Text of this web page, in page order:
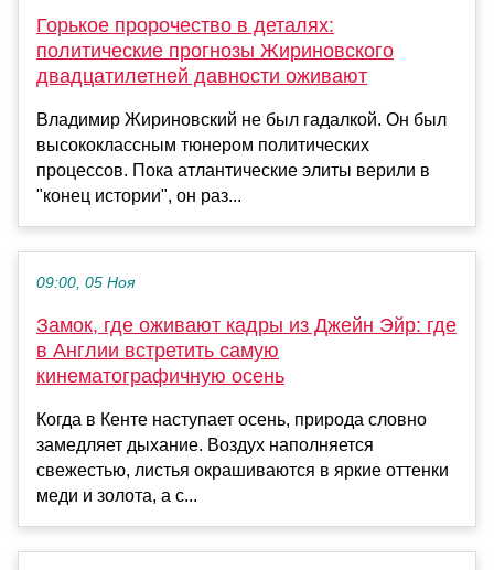
Горькое пророчество в деталях:
политические прогнозы Жириновского
двадцатилетней давности оживают
Владимир Жириновский не был гадалкой. Он был
высококлассным тюнером политических
процессов. Пока атлантические элиты верили в
"конец истории", он раз...
09:00, 05 Ноя
Замок, где оживают кадры из Джейн Эйр: где
в Англии встретить самую
кинематографичную осень
Когда в Кенте наступает осень, природа словно
замедляет дыхание. Воздух наполняется
свежестью, листья окрашиваются в яркие оттенки
меди и золота, а с...